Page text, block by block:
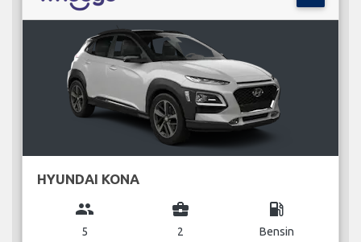
HYUNDAI KONA
group
5
business_center
2
local_gas_station
Bensin